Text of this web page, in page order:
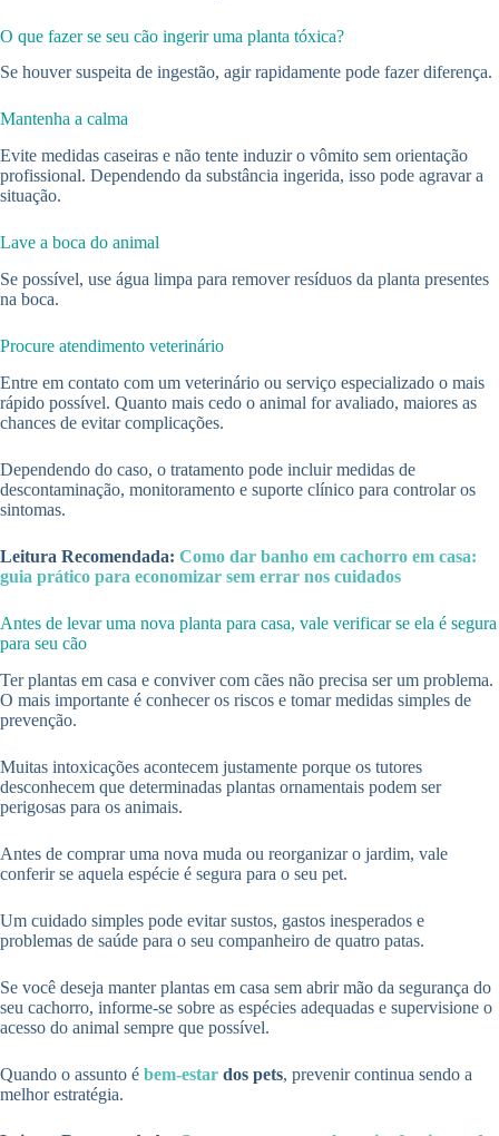
O que fazer se seu cão ingerir uma planta tóxica?
Se houver suspeita de ingestão, agir rapidamente pode fazer diferença.
Mantenha a calma
Evite medidas caseiras e não tente induzir o vômito sem orientação
profissional. Dependendo da substância ingerida, isso pode agravar a
situação.
Lave a boca do animal
Se possível, use água limpa para remover resíduos da planta presentes
na boca.
Procure atendimento veterinário
Entre em contato com um veterinário ou serviço especializado o mais
rápido possível. Quanto mais cedo o animal for avaliado, maiores as
chances de evitar complicações.
Dependendo do caso, o tratamento pode incluir medidas de
descontaminação, monitoramento e suporte clínico para controlar os
sintomas.
Leitura Recomendada: Como dar banho em cachorro em casa:
guia prático para economizar sem errar nos cuidados
Antes de levar uma nova planta para casa, vale verificar se ela é segura
para seu cão
Ter plantas em casa e conviver com cães não precisa ser um problema.
O mais importante é conhecer os riscos e tomar medidas simples de
prevenção.
Muitas intoxicações acontecem justamente porque os tutores
desconhecem que determinadas plantas ornamentais podem ser
perigosas para os animais.
Antes de comprar uma nova muda ou reorganizar o jardim, vale
conferir se aquela espécie é segura para o seu pet.
Um cuidado simples pode evitar sustos, gastos inesperados e
problemas de saúde para o seu companheiro de quatro patas.
Se você deseja manter plantas em casa sem abrir mão da segurança do
seu cachorro, informe-se sobre as espécies adequadas e supervisione o
acesso do animal sempre que possível.
Quando o assunto é bem-estar dos pets, prevenir continua sendo a
melhor estratégia.